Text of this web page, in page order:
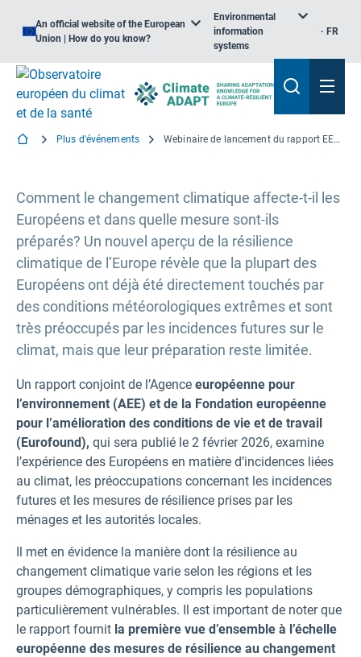
An official website of the European
Union | How do you know?
Environmental
information
systems
FR
Plus d'événements Webinaire de lancement du rapport EEE-Eurofound: Surchauffé et sous-préparé — L’expérience de vie des Européens face au changement climatique
Comment le changement climatique affecte-t-il les
Européens et dans quelle mesure sont-ils
préparés? Un nouvel aperçu de la résilience
climatique de l’Europe révèle que la plupart des
Européens ont déjà été directement touchés par
des conditions météorologiques extrêmes et sont
très préoccupés par les incidences futures sur le
climat, mais que leur préparation reste limitée.
Un rapport conjoint de l’Agence européenne pour
l’environnement (AEE) et de la Fondation européenne
pour l’amélioration des conditions de vie et de travail
(Eurofound), qui sera publié le 2 février 2026, examine
l’expérience des Européens en matière d’incidences liées
au climat, les préoccupations concernant les incidences
futures et les mesures de résilience prises par les
ménages et les autorités locales.
Il met en évidence la manière dont la résilience au
changement climatique varie selon les régions et les
groupes démographiques, y compris les populations
particulièrement vulnérables. Il est important de noter que
le rapport fournit la première vue d’ensemble à l’échelle
européenne des mesures de résilience au changement